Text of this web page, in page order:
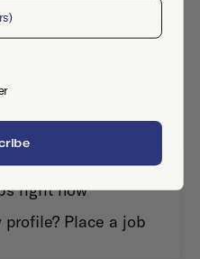
right now
profile? Place a job